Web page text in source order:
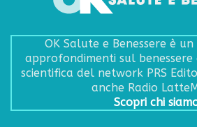
OK Salute e Benessere è
approfondimenti sul
scientifica del network PRS
anche Radio
Scopri chi